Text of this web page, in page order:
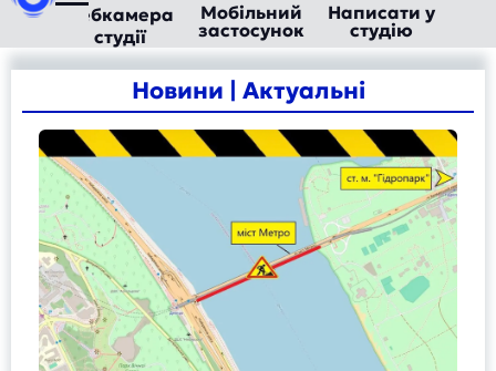
Вебкамера
студії
Мобільний
застосунок
Написати у
студію
Новини | Актуальні